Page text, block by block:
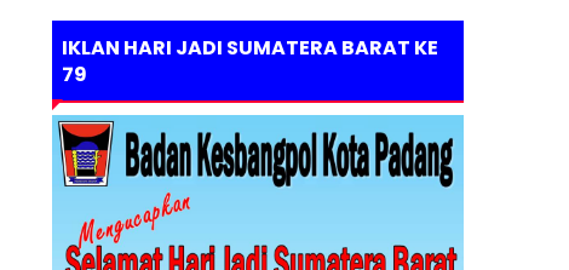
IKLAN HARI JADI SUMATERA BARAT KE
79